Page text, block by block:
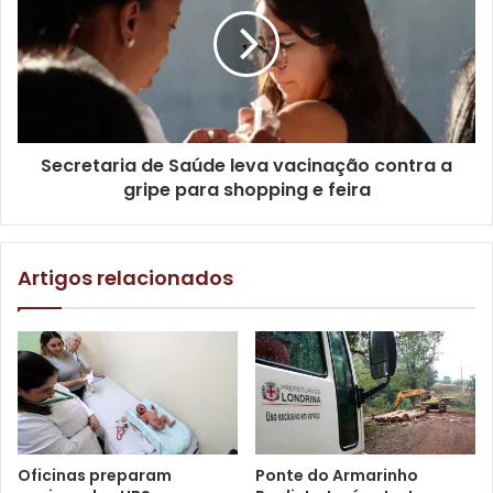
seleção
Secretaria de Saúde leva vacinação contra a
gripe para shopping e feira
Artigos relacionados
Oficinas preparam
Ponte do Armarinho